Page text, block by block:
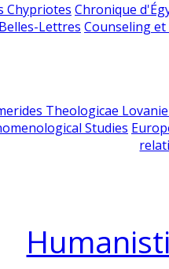
Chypriotes Chronique
Belles-Lettres Counseling
Theologicae
Studies